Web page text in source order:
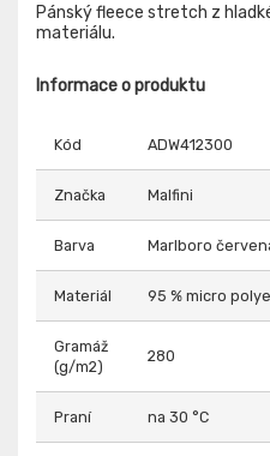
Pánský fleece stretch z
materiálu.
Informace o produktu
Kód ADW412300
Značka Malfini
Barva Marlboro
Materiál 95 % micro
Gramáž
(g/m2)
280
Praní na 30 °C